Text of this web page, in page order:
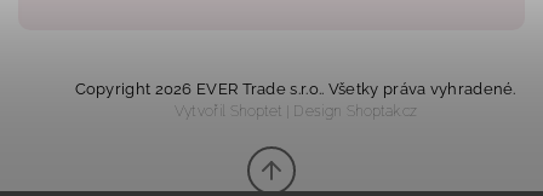
Copyright 2026 EVER Trade s.r.o.. Všetky práva vyhradené.
Vytvořil Shoptet | Design Shoptak.cz